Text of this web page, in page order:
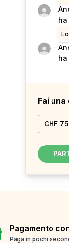
ha
ha
Fai una
CHF
Pagamento
Paga in pochi